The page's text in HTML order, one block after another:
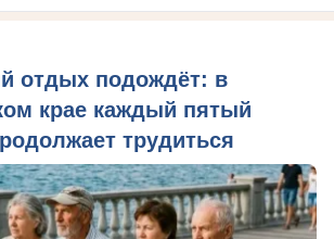
отдых подождёт: в
крае каждый пятый
трудиться